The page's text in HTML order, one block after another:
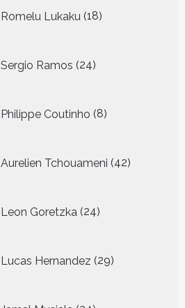
Romelu Lukaku 18
producten
Sergio Ramos 24
producten
Philippe Coutinho 8
producten
Aurelien Tchouameni 42
producten
Leon Goretzka 24
producten
Lucas Hernandez 29
producten